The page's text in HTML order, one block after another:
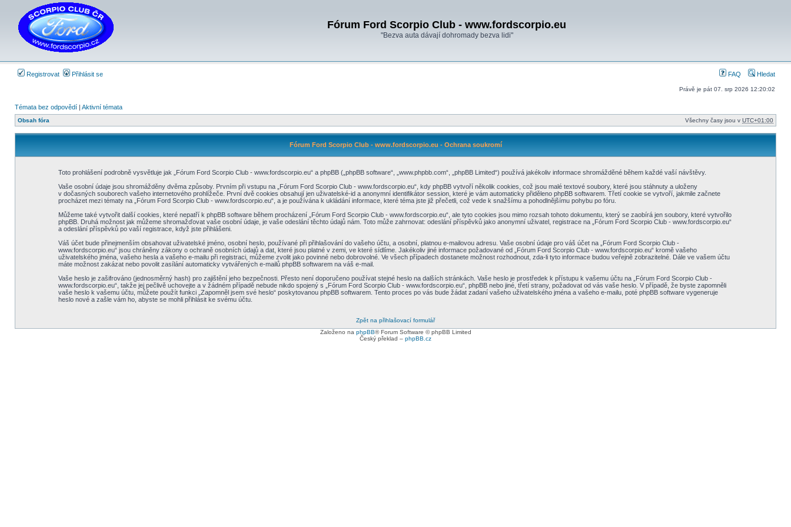
Fórum Ford Scorpio Club - www.fordscorpio.eu
"Bezva auta dávají dohromady bezva lidi"
Registrovat Přihlásit se FAQ Hledat
Právě je pát 07. srp 2026 12:20:02
Témata bez odpovědí | Aktivní témata
Obsah fóra Všechny časy jsou v UTC+01:00
Fórum Ford Scorpio Club - www.fordscorpio.eu - Ochrana soukromí
Toto prohlášení podrobně vysvětluje jak „Fórum Ford Scorpio Club - www.fordscorpio.eu“ a phpBB („phpBB software“, „www.phpbb.com“, „phpBB Limited“) používá jakékoliv informace shromážděné během každé vaší návštěvy.
Vaše osobní údaje jsou shromážděny dvěma způsoby. Prvním při vstupu na „Fórum Ford Scorpio Club - www.fordscorpio.eu“, kdy phpBB vytvoří několik cookies, což jsou malé textové soubory, které jsou stáhnuty a uloženy
v dočasných souborech vašeho internetového prohlížeče. První dvě cookies obsahují jen uživatelské-id a anonymní identifikátor session, které je vám automaticky přiděleno phpBB softwarem. Třetí cookie se vytvoří, jakmile začnete
procházet mezi tématy na „Fórum Ford Scorpio Club - www.fordscorpio.eu“, a je používána k ukládání informace, které téma jste již přečetli, což vede k snažšímu a pohodlnějšímu pohybu po fóru.
Můžeme také vytvořit další cookies, které nepatří k phpBB software během procházení „Fórum Ford Scorpio Club - www.fordscorpio.eu“, ale tyto cookies jsou mimo rozsah tohoto dokumentu, který se zaobírá jen soubory, které vytvořilo
phpBB. Druhá možnost jak můžeme shromažďovat vaše osobní údaje, je vaše odeslání těchto údajů nám. Toto může zahrnovat: odeslání příspěvků jako anonymní uživatel, registrace na „Fórum Ford Scorpio Club - www.fordscorpio.eu“
a odeslání příspěvků po vaší registrace, když jste přihlášeni.
Váš účet bude přinejmenším obsahovat uživatelské jméno, osobní heslo, používané při přihlašování do vašeho účtu, a osobní, platnou e-mailovou adresu. Vaše osobní údaje pro váš účet na „Fórum Ford Scorpio Club -
www.fordscorpio.eu“ jsou chráněny zákony o ochraně osobních údajů a dat, které jsou platné v zemi, ve které sídlíme. Jakékoliv jiné informace požadované od „Fórum Ford Scorpio Club - www.fordscorpio.eu“ kromě vašeho
uživatelského jména, vašeho hesla a vašeho e-mailu při registraci, můžeme zvolit jako povinné nebo dobrovolné. Ve všech případech dostanete možnost rozhodnout, zda-li tyto informace budou veřejně zobrazitelné. Dále ve vašem účtu
máte možnost zakázat nebo povolit zasílání automaticky vytvářených e-mailů phpBB softwarem na váš e-mail.
Vaše heslo je zašifrováno (jednosměrný hash) pro zajištění jeho bezpečnosti. Přesto není doporučeno používat stejné heslo na dalších stránkách. Vaše heslo je prostředek k přístupu k vašemu účtu na „Fórum Ford Scorpio Club -
www.fordscorpio.eu“, takže jej pečlivě uchovejte a v žádném případě nebude nikdo spojený s „Fórum Ford Scorpio Club - www.fordscorpio.eu“, phpBB nebo jiné, třetí strany, požadovat od vás vaše heslo. V případě, že byste zapomněli
vaše heslo k vašemu účtu, můžete použít funkci „Zapomněl jsem své heslo“ poskytovanou phpBB softwarem. Tento proces po vás bude žádat zadaní vašeho uživatelského jména a vašeho e-mailu, poté phpBB software vygeneruje
heslo nové a zašle vám ho, abyste se mohli přihlásit ke svému účtu.
Zpět na přihlašovací formulář
Založeno na phpBB® Forum Software © phpBB Limited
Český překlad – phpBB.cz